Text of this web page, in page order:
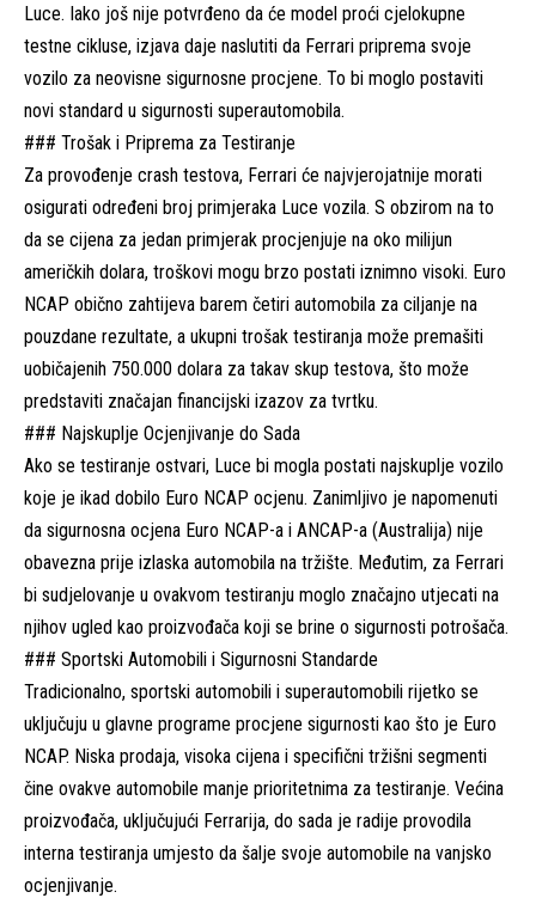
Luce. Iako još nije potvrđeno da će model proći cjelokupne
testne cikluse, izjava daje naslutiti da Ferrari priprema svoje
vozilo za neovisne sigurnosne procjene. To bi moglo postaviti
novi standard u sigurnosti superautomobila.
### Trošak i Priprema za Testiranje
Za provođenje crash testova, Ferrari će najvjerojatnije morati
osigurati određeni broj primjeraka Luce vozila. S obzirom na to
da se cijena za jedan primjerak procjenjuje na oko milijun
američkih dolara, troškovi mogu brzo postati iznimno visoki. Euro
NCAP obično zahtijeva barem četiri automobila za ciljanje na
pouzdane rezultate, a ukupni trošak testiranja može premašiti
uobičajenih 750.000 dolara za takav skup testova, što može
predstaviti značajan financijski izazov za tvrtku.
### Najskuplje Ocjenjivanje do Sada
Ako se testiranje ostvari, Luce bi mogla postati najskuplje vozilo
koje je ikad dobilo Euro NCAP ocjenu. Zanimljivo je napomenuti
da sigurnosna ocjena Euro NCAP-a i ANCAP-a (Australija) nije
obavezna prije izlaska automobila na tržište. Međutim, za Ferrari
bi sudjelovanje u ovakvom testiranju moglo značajno utjecati na
njihov ugled kao proizvođača koji se brine o sigurnosti potrošača.
### Sportski Automobili i Sigurnosni Standarde
Tradicionalno, sportski automobili i superautomobili rijetko se
uključuju u glavne programe procjene sigurnosti kao što je Euro
NCAP. Niska prodaja, visoka cijena i specifični tržišni segmenti
čine ovakve automobile manje prioritetnima za testiranje. Većina
proizvođača, uključujući Ferrarija, do sada je radije provodila
interna testiranja umjesto da šalje svoje automobile na vanjsko
ocjenjivanje.